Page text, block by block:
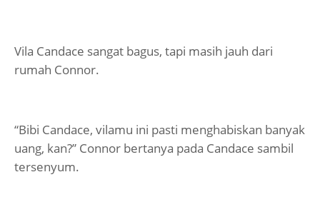
Vila Candace sangat bagus, tapi masih jauh dari
rumah Connor.
“Bibi Candace, vilamu ini pasti menghabiskan banyak
uang, kan?” Connor bertanya pada Candace sambil
tersenyum.